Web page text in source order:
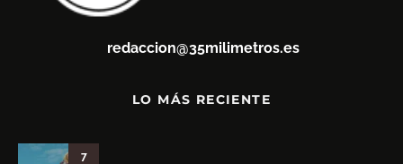
redaccion@35milimetros.es
LO MÁS RECIENTE
7